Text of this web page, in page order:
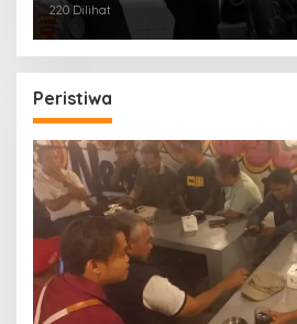
220 Dilihat
Peristiwa